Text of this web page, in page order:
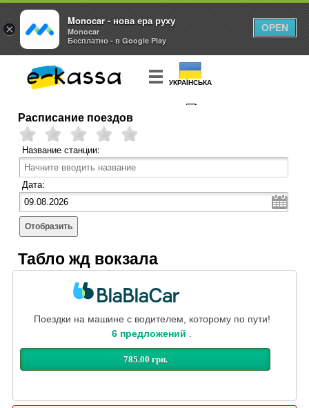
УКРАЇНСЬКА
Расписание поездов
Название станции:
Дата:
Отобразить
Табло жд вокзала
Поездки на машине с водителем, которому по пути!
6 предложений .
785.00 грн.
×
Monocar - нова ера руху
Monocar
Бесплатно - в Google Play
OPEN